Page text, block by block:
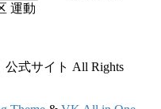
運動
式サイト All Rights